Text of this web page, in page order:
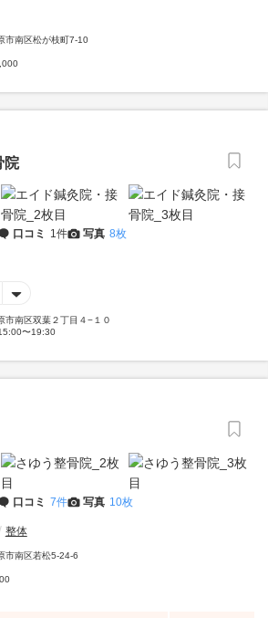
市南区松が枝町7-10
院
口コミ 1件 写真 8枚
市南区双葉２丁目４−１０
〜19:30
口コミ 7件 写真 10枚
整体
市南区若松5-24-6